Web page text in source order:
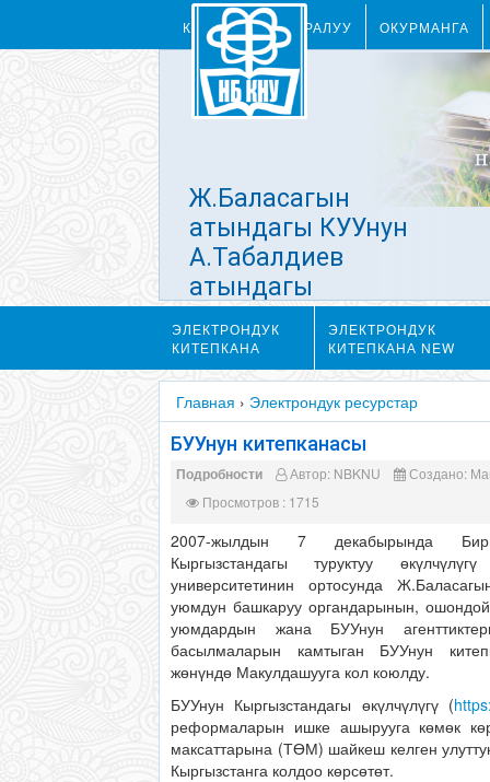
КИТЕПКАНА ТУУРАЛУУ ОКУРМАНГА
Ж.Баласагын
атындагы КУУнун
А.Табалдиев
атындагы
китепкана
ЭЛЕКТРОНДУК
КИТЕПКАНА
ЭЛЕКТРОНДУК
КИТЕПКАНА NEW
Главная › Электрондук ресурстар
БУУнун китепканасы
Подробности Автор: NBKNU
Создано:
Просмотров : 1715
2007-жылдын 7 декабырында
Кыргызстандагы туруктуу
университетинин ортосунда
уюмдун башкаруу органдарынын,
уюмдардын жана БУУнун
басылмаларын камтыган БУУнун
жөнүндө Макулдашууга кол коюлду.
БУУнун Кыргызстандагы өкүлчүлүгү (
реформаларын ишке ашырууга көмөк
максаттарына (ТӨМ) шайкеш келген
Кыргызстанга колдоо көрсөтөт.